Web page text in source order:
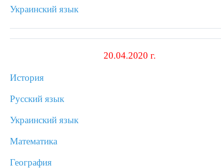
Украинский язык
20.04.2020 г.
История
Русский язык
Украинский язык
Математика
География